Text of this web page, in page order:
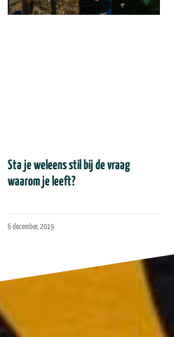
Sta je weleens stil bij de vraag
waarom je leeft?
6 december, 2019